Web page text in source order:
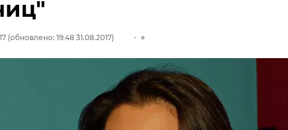
(обновлено: 19:48 31.08.2017)